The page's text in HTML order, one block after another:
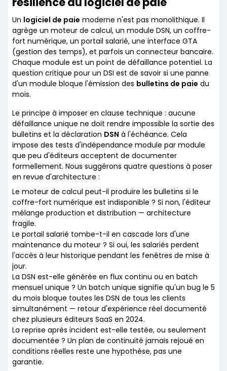
Un logiciel de paie moderne n'est pas monolithique. Il
agrège un moteur de calcul, un module DSN, un coffre-
fort numérique, un portail salarié, une interface GTA
(gestion des temps), et parfois un connecteur bancaire.
Chaque module est un point de défaillance potentiel. La
question critique pour un DSI est de savoir si une panne
d'un module bloque l'émission des bulletins de paie du
mois.
Le principe à imposer en clause technique : aucune
défaillance unique ne doit rendre impossible la sortie des
bulletins et la déclaration DSN à l'échéance. Cela
impose des tests d'indépendance module par module
que peu d'éditeurs acceptent de documenter
formellement. Nous suggérons quatre questions à poser
en revue d'architecture :
Le moteur de calcul peut-il produire les bulletins si le
coffre-fort numérique est indisponible ? Si non, l'éditeur
mélange production et distribution — architecture
fragile.
Le portail salarié tombe-t-il en cascade lors d'une
maintenance du moteur ? Si oui, les salariés perdent
l'accès à leur historique pendant les fenêtres de mise à
jour.
La DSN est-elle générée en flux continu ou en batch
mensuel unique ? Un batch unique signifie qu'un bug le 5
du mois bloque toutes les DSN de tous les clients
simultanément — retour d'expérience réel documenté
chez plusieurs éditeurs SaaS en 2024.
La reprise après incident est-elle testée, ou seulement
documentée ? Un plan de continuité jamais rejoué en
conditions réelles reste une hypothèse, pas une
garantie.